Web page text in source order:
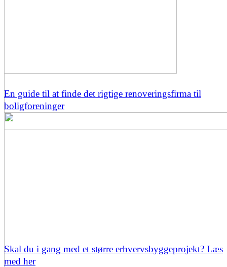
En guide til at finde det rigtige renoveringsfirma til
boligforeninger
Skal du i gang med et større erhvervsbyggeprojekt? Læs
med her